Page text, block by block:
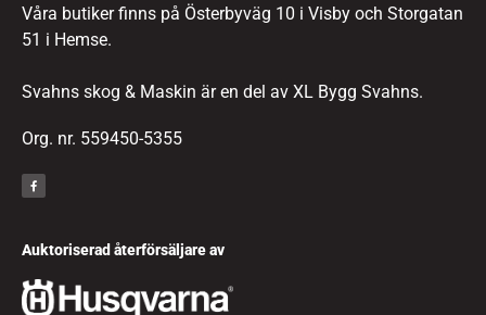
Våra butiker finns på Österbyväg 10 i Visby och Storgatan
51 i Hemse.
Svahns skog & Maskin är en del av XL Bygg Svahns.
Org. nr. 559450-5355
Auktoriserad återförsäljare av